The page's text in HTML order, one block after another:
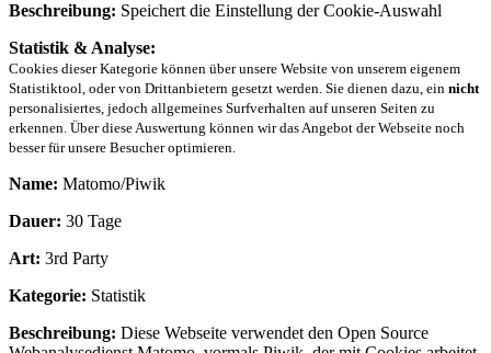
Beschreibung: Speichert die Einstellung der Cookie-Auswahl
Statistik & Analyse:
Cookies dieser Kategorie können über unsere Website von unserem eigenem
Statistiktool, oder von Drittanbietern gesetzt werden. Sie dienen dazu, ein nicht
personalisiertes, jedoch allgemeines Surfverhalten auf unseren Seiten zu
erkennen. Über diese Auswertung können wir das Angebot der Webseite noch
besser für unsere Besucher optimieren.
Name: Matomo/Piwik
Dauer: 30 Tage
Art: 3rd Party
Kategorie: Statistik
Beschreibung: Diese Webseite verwendet den Open Source